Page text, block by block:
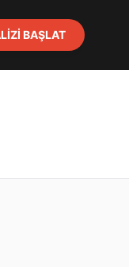
BAŞLAT